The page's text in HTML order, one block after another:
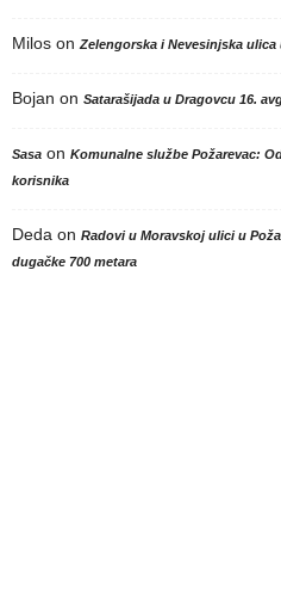
Milos on Zelengorska i Nevesinjska
Bojan on Satarašijada u Dragovcu 16.
Sasa on Komunalne službe Požarevac:
korisnika
Deda on Radovi u Moravskoj ulici u
dugačke 700 metara